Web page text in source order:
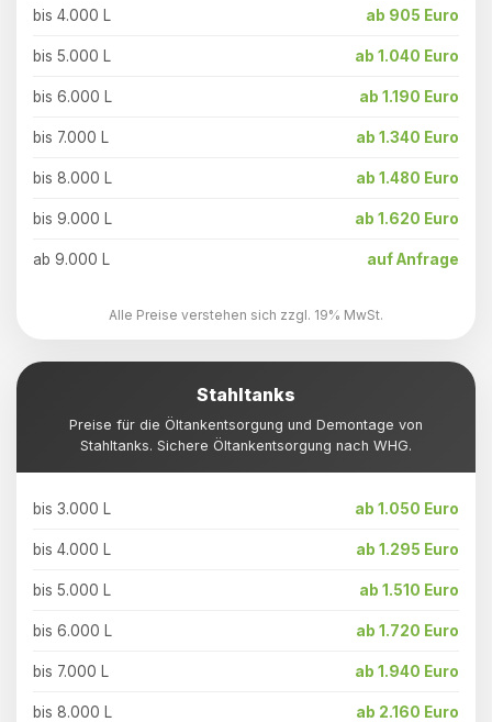
bis 4.000 L ab 905 Euro
bis 5.000 L ab 1.040 Euro
bis 6.000 L ab 1.190 Euro
bis 7.000 L ab 1.340 Euro
bis 8.000 L ab 1.480 Euro
bis 9.000 L ab 1.620 Euro
ab 9.000 L auf Anfrage
Alle Preise verstehen sich zzgl. 19% MwSt.
Stahltanks
Preise für die Öltankentsorgung und Demontage von
Stahltanks. Sichere Öltankentsorgung nach WHG.
bis 3.000 L ab 1.050 Euro
bis 4.000 L ab 1.295 Euro
bis 5.000 L ab 1.510 Euro
bis 6.000 L ab 1.720 Euro
bis 7.000 L ab 1.940 Euro
bis 8.000 L ab 2.160 Euro